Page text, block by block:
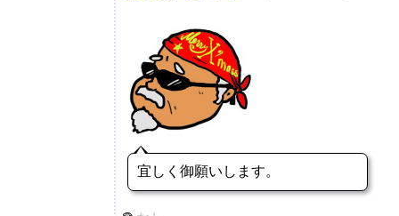
宜しく御願いします。